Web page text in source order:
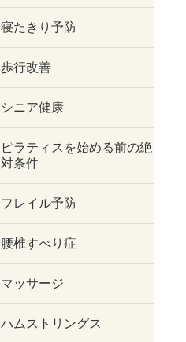
寝たきり予防
歩行改善
シニア健康
ピラティスを始める前の絶
対条件
フレイル予防
腰椎すべり症
マッサージ
ハムストリングス